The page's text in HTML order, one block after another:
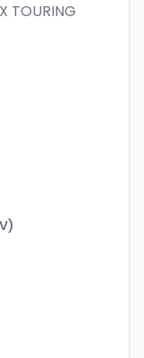
TOURING